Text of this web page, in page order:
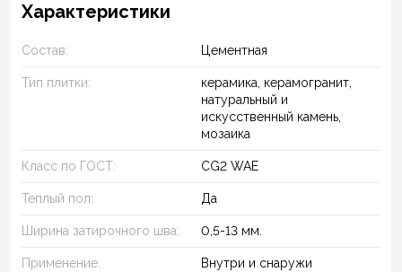
Характеристики
Состав: Цементная
Тип плитки:
керамика, керамогранит,
натуральный и
искусственный камень,
мозаика
Класс по ГОСТ: CG2 WAE
Теплый пол: Да
Ширина затирочного шва: 0,5-13 мм.
Применение:
Внутри и снаружи